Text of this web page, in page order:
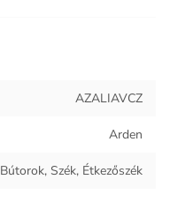
Bársony
AZALIAVCZ
Arden
Bútorok, Szék, Étkezőszék